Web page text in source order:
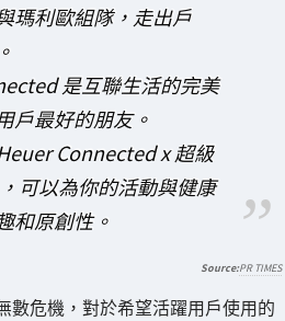
瑪利歐組隊，走出戶
是互聯生活的完美
戶最好的朋友。
Connected x 超級
可以為你的活動與健康
和原創性。
PR TIMES
數危機，對於希望活躍用戶使用的